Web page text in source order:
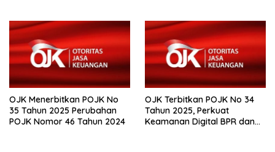
OJK Menerbitkan POJK No
35 Tahun 2025 Perubahan
POJK Nomor 46 Tahun 2024
OJK Terbitkan POJK No 34
Tahun 2025, Perkuat
Keamanan Digital BPR dan